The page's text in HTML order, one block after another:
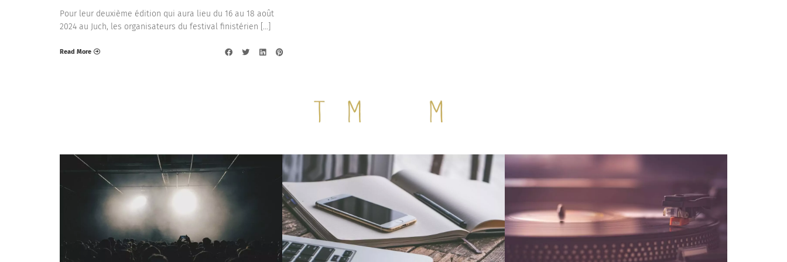
Pour leur deuxième édition qui aura lieu du 16 au 18 août
2024 au Juch, les organisateurs du festival finistérien […]
Read More